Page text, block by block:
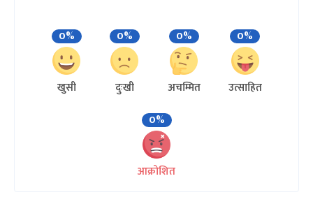
0%
खुसी
0%
दुःखी
0%
अचम्मित
0%
उत्साहित
0%
आक्रोशित